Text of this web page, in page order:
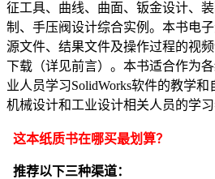
征工具、曲线、曲面、钣金设计、
制、手压阀设计综合实例。本书电
源文件、结果文件及操作过程的视
下载（详见前言）。本书适合作为
业人员学习SolidWorks软件的教学
机械设计和工业设计相关人员的学习
这本纸质书在哪买最划算？
推荐以下三种渠道：